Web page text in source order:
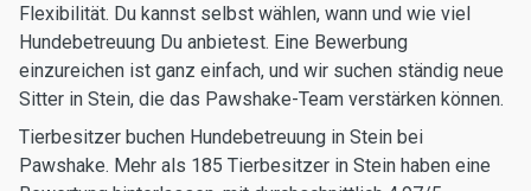
Flexibilität. Du kannst selbst wählen, wann und wie viel
Hundebetreuung Du anbietest. Eine Bewerbung
einzureichen ist ganz einfach, und wir suchen ständig neue
Sitter in Stein, die das Pawshake-Team verstärken können.
Tierbesitzer buchen Hundebetreuung in Stein bei
Pawshake. Mehr als 185 Tierbesitzer in Stein haben eine